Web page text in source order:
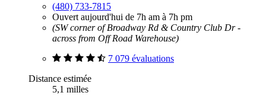
(480) 733-7815
Ouvert aujourd'hui de 7h am à 7h pm
(SW corner of Broadway Rd & Country Club Dr -
across from Off Road Warehouse)
7 079 évaluations
Distance estimée
5,1 milles